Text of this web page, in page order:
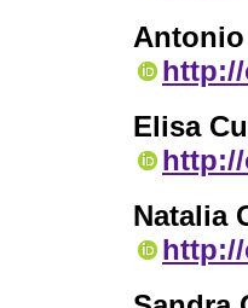
http://
Elisa
http://
Natalia
http://